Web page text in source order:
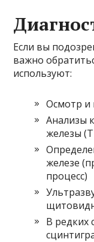
Если вы
важно
используют:
Осмотр и
Анализы
железы
железе
процесс)
В редких